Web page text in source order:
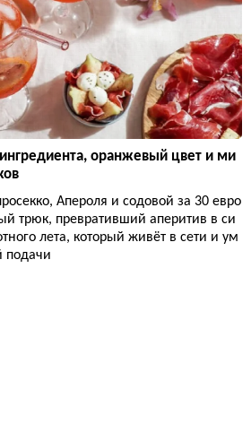
оранжевый цвет и ми
Апероля и содовой за 30 евро
трюк, превративший аперитив в си
лета, который живёт в сети и ум
подачи